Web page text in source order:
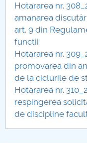
Hotararea nr.
amanarea
art. 9 din
functii
Hotararea nr.
promovarea din
de la ciclurile de
Hotararea nr.
respingerea
de discipline